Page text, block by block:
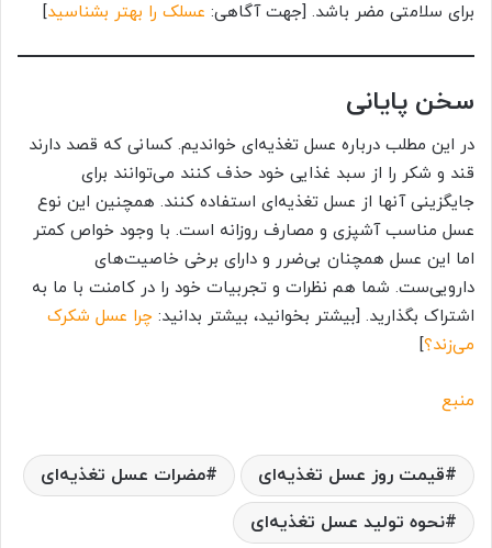
برای سلامتی مضر باشد. [جهت آگاهی: عسلک را بهتر بشناسید]
سخن پایانی
در این مطلب درباره عسل تغذیه‌ای خواندیم. کسانی که قصد دارند
قند و شکر را از سبد غذایی خود حذف کنند می‌توانند برای
جایگزینی آنها از عسل تغذیه‌ای استفاده کنند. همچنین این نوع
عسل مناسب آشپزی و مصارف روزانه است. با وجود خواص کمتر
اما این عسل همچنان بی‌ضرر و دارای برخی خاصیت‌های
دارویی‌ست. شما هم نظرات و تجربیات خود را در کامنت با ما به
اشتراک بگذارید. [بیشتر بخوانید، بیشتر بدانید: چرا عسل شکرک
می‌زند؟]
منبع
قیمت روز عسل تغذیه‌ای
مضرات عسل تغذیه‌ای
نحوه تولید عسل تغذیه‌ای